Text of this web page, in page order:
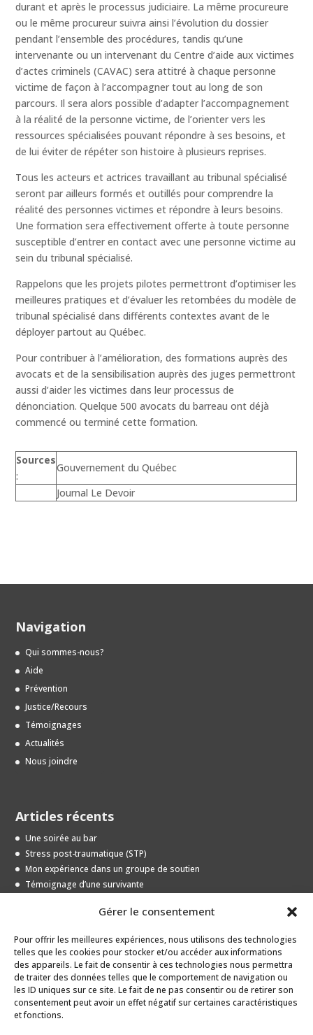
Gérer le consentement
Pour offrir les meilleures expériences, nous utilisons des technologies
telles que les cookies pour stocker et/ou accéder aux informations
des appareils. Le fait de consentir à ces technologies nous permettra
de traiter des données telles que le comportement de navigation ou
les ID uniques sur ce site. Le fait de ne pas consentir ou de retirer son
consentement peut avoir un effet négatif sur certaines caractéristiques
et fonctions.
durant et après le processus judiciaire. La même procureure
ou le même procureur suivra ainsi l’évolution du dossier
pendant l’ensemble des procédures, tandis qu’une
intervenante ou un intervenant du Centre d’aide aux victimes
d’actes criminels (CAVAC) sera attitré à chaque personne
victime de façon à l’accompagner tout au long de son
parcours. Il sera alors possible d’adapter l’accompagnement
à la réalité de la personne victime, de l’orienter vers les
ressources spécialisées pouvant répondre à ses besoins, et
de lui éviter de répéter son histoire à plusieurs reprises.
Tous les acteurs et actrices travaillant au tribunal spécialisé
seront par ailleurs formés et outillés pour comprendre la
réalité des personnes victimes et répondre à leurs besoins.
Une formation sera effectivement offerte à toute personne
susceptible d’entrer en contact avec une personne victime au
sein du tribunal spécialisé.
Rappelons que les projets pilotes permettront d’optimiser les
meilleures pratiques et d’évaluer les retombées du modèle de
tribunal spécialisé dans différents contextes avant de le
déployer partout au Québec.
Pour contribuer à l’amélioration, des formations auprès des
avocats et de la sensibilisation auprès des juges permettront
aussi d’aider les victimes dans leur processus de
dénonciation. Quelque 500 avocats du barreau ont déjà
commencé ou terminé cette formation.
Sources
:
Gouvernement du Québec
Journal Le Devoir
Navigation
Qui sommes-nous?
Aide
Prévention
Justice/Recours
Témoignages
Actualités
Nous joindre
Articles récents
Une soirée au bar
Stress post-traumatique (STP)
Mon expérience dans un groupe de soutien
Témoignage d’une survivante
Archives
Archives